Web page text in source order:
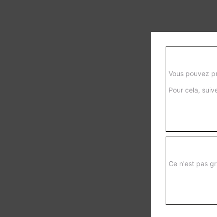
Vous pouvez
Pour cela,
Ce n'est pas